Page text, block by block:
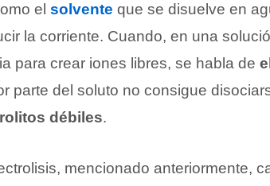
el solvente que se disuelve en
la corriente. Cuando, en una
para crear iones libres, se habla de
parte del soluto no consigue
débiles.
mencionado anteriormente,